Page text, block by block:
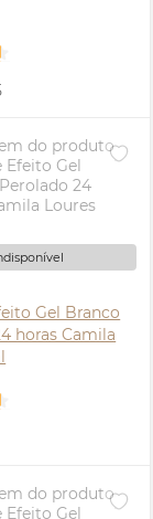
Gel Branco
horas Camila